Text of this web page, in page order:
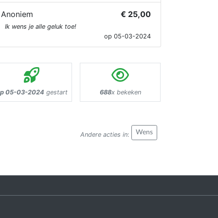
Anoniem € 25,00
Ik wens je alle geluk toe!
op 05-03-2024
05-03-2024 gestart 688x bekeken
Andere acties in: Wens